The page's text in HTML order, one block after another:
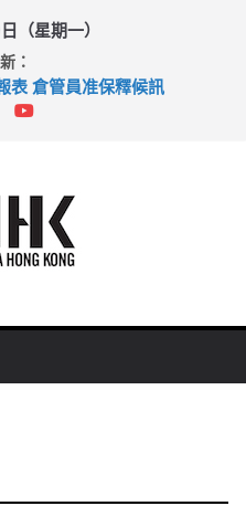
（星期一）
：
表 倉管員准保釋候訊